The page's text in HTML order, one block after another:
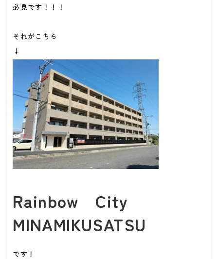
必見です！！！
それがこちら
↓
Rainbow City
MINAMIKUSATSU
です！